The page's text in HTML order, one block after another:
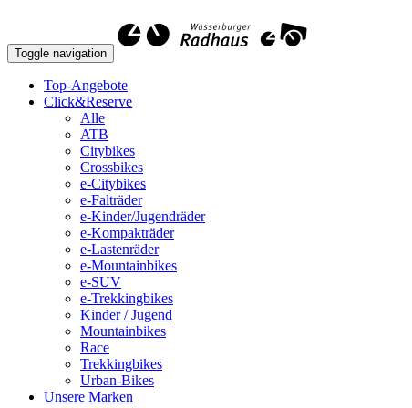
Toggle navigation
Top-Angebote
Click&Reserve
Alle
ATB
Citybikes
Crossbikes
e-Citybikes
e-Falträder
e-Kinder/Jugendräder
e-Kompakträder
e-Lastenräder
e-Mountainbikes
e-SUV
e-Trekkingbikes
Kinder / Jugend
Mountainbikes
Race
Trekkingbikes
Urban-Bikes
Unsere Marken